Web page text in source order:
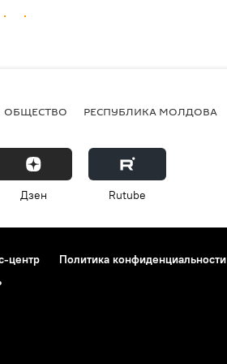
ОБЩЕСТВО РЕСПУБЛИКА МОЛДОВА
Дзен Rutube
центр Политика конфиденциальности